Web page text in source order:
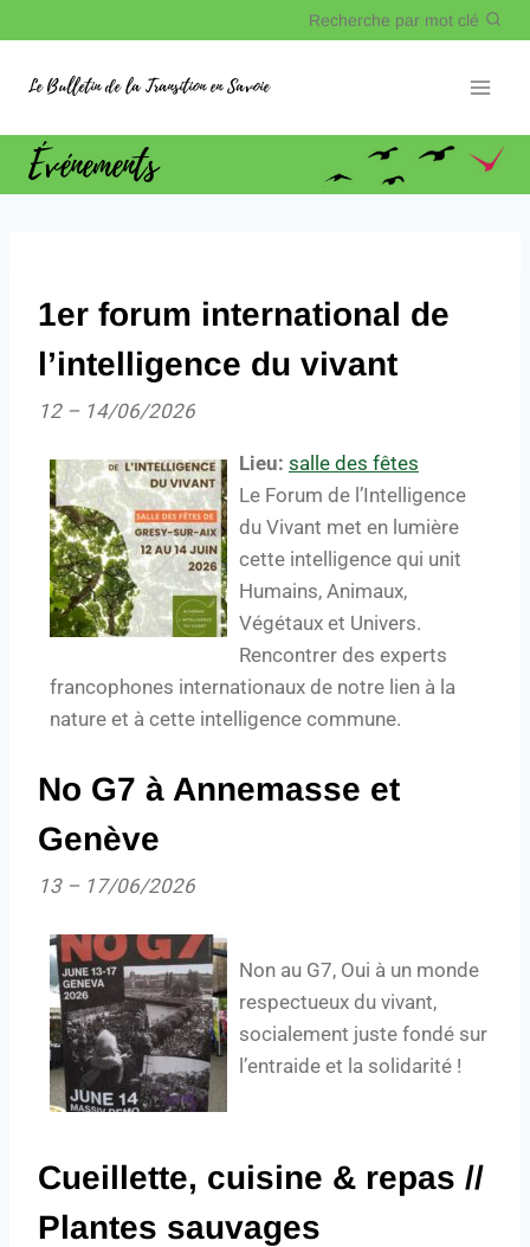
Recherche par mot clé
Le Bulletin de la Transition en Savoie
Événements
1er forum international de
l’intelligence du vivant
12– 14/06/2026
Lieu: salle des fêtes
Le Forum de l’Intelligence
du Vivant met en lumière
cette intelligence qui unit
Humains, Animaux,
Végétaux et Univers.
Rencontrer des experts
francophones internationaux de notre lien à la
nature et à cette intelligence commune.
No G7 à Annemasse et
Genève
13– 17/06/2026
Non au G7, Oui à un monde
respectueux du vivant,
socialement juste fondé sur
l’entraide et la solidarité !
Cueillette, cuisine & repas //
Plantes sauvages